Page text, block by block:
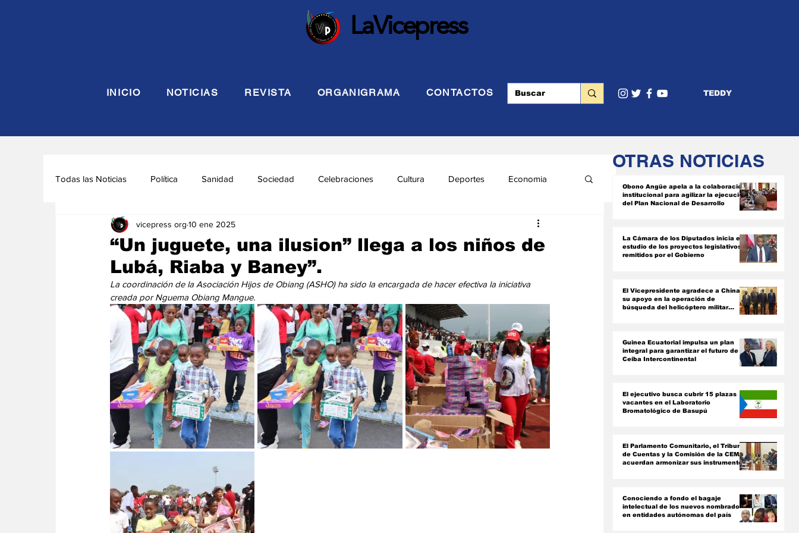
LaVicepress
INICIO NOTICIAS REVISTA ORGANIGRAMA CONTACTOS TEDDY
Todas las Noticias Política Sanidad Sociedad Celebraciones Cultura Deportes Economia
Seguridad y Defensa Turismo INTERIOR
Asuntos Sociales Telecomunicación Cumbres
“Un juguete, una ilusion” llega a los niños de
Lubá, Riaba y Baney”.
vicepress org 10 ene 2025
La coordinación de la Asociación Hijos de Obiang (ASHO) ha sido la encargada de hacer efectiva la iniciativa
creada por Nguema Obiang Mangue.
OTRAS NOTICIAS
Obono Angüe apela a la colaboración
institucional para agilizar la ejecución
del Plan Nacional de Desarrollo
La Cámara de los Diputados inicia el
estudio de los proyectos legislativos
remitidos por el Gobierno
El Vicepresidente agradece a China
su apoyo en la operación de
búsqueda del helicóptero militar
Guinea Ecuatorial impulsa un plan
integral para garantizar el futuro de
Ceiba Intercontinental
El ejecutivo busca cubrir 15 plazas
vacantes en el Laboratorio
Bromatológico de Basupú
El Parlamento Comunitario, el Tribunal
de Cuentas y la Comisión de la CEMAC
acuerdan armonizar sus instrumentos
Conociendo a fondo el bagaje
intelectual de los nuevos nombrados
en entidades autónomas del país ‎